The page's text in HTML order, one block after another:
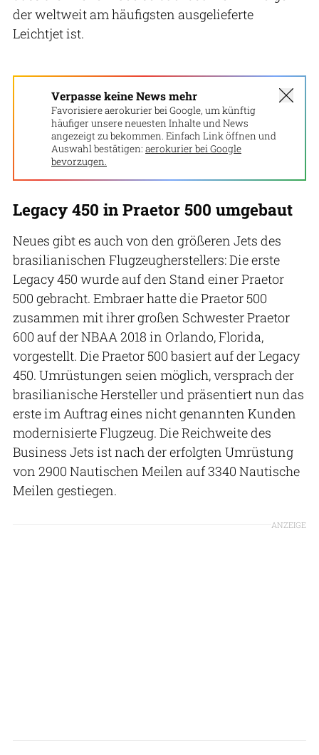
der weltweit am häufigsten ausgelieferte
Leichtjet ist.
Verpasse keine News mehr
Favorisiere aerokurier bei Google, um künftig
häufiger unsere neuesten Inhalte und News
angezeigt zu bekommen. Einfach Link öffnen und
Auswahl bestätigen: aerokurier bei Google
bevorzugen.
Legacy 450 in Praetor 500 umgebaut
Neues gibt es auch von den größeren Jets des
brasilianischen Flugzeugherstellers: Die erste
Legacy 450 wurde auf den Stand einer Praetor
500 gebracht. Embraer hatte die Praetor 500
zusammen mit ihrer großen Schwester Praetor
600 auf der NBAA 2018 in Orlando, Florida,
vorgestellt. Die Praetor 500 basiert auf der Legacy
450. Umrüstungen seien möglich, versprach der
brasilianische Hersteller und präsentiert nun das
erste im Auftrag eines nicht genannten Kunden
modernisierte Flugzeug. Die Reichweite des
Business Jets ist nach der erfolgten Umrüstung
von 2900 Nautischen Meilen auf 3340 Nautische
Meilen gestiegen.
ANZEIGE